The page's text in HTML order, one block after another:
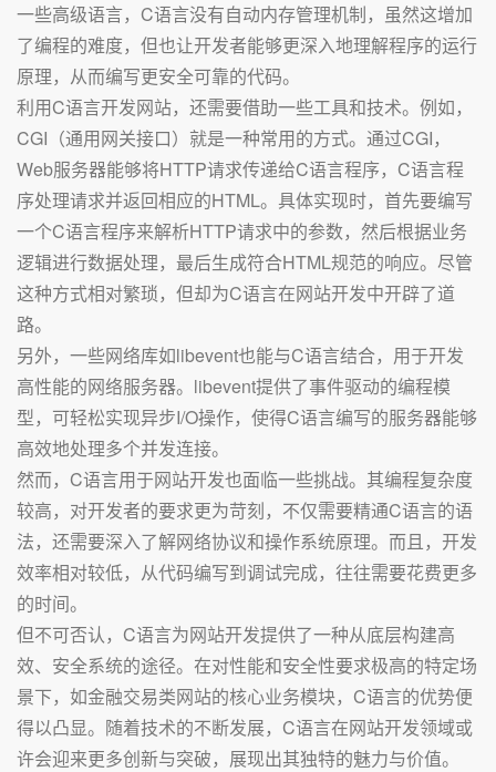
一些高级语言，C语言没有自动内存管理机制，虽然这增加
了编程的难度，但也让开发者能够更深入地理解程序的运行
原理，从而编写更安全可靠的代码。
利用C语言开发网站，还需要借助一些工具和技术。例如，
CGI（通用网关接口）就是一种常用的方式。通过CGI，
Web服务器能够将HTTP请求传递给C语言程序，C语言程
序处理请求并返回相应的HTML。具体实现时，首先要编写
一个C语言程序来解析HTTP请求中的参数，然后根据业务
逻辑进行数据处理，最后生成符合HTML规范的响应。尽管
这种方式相对繁琐，但却为C语言在网站开发中开辟了道
路。
另外，一些网络库如libevent也能与C语言结合，用于开发
高性能的网络服务器。libevent提供了事件驱动的编程模
型，可轻松实现异步I/O操作，使得C语言编写的服务器能够
高效地处理多个并发连接。
然而，C语言用于网站开发也面临一些挑战。其编程复杂度
较高，对开发者的要求更为苛刻，不仅需要精通C语言的语
法，还需要深入了解网络协议和操作系统原理。而且，开发
效率相对较低，从代码编写到调试完成，往往需要花费更多
的时间。
但不可否认，C语言为网站开发提供了一种从底层构建高
效、安全系统的途径。在对性能和安全性要求极高的特定场
景下，如金融交易类网站的核心业务模块，C语言的优势便
得以凸显。随着技术的不断发展，C语言在网站开发领域或
许会迎来更多创新与突破，展现出其独特的魅力与价值。